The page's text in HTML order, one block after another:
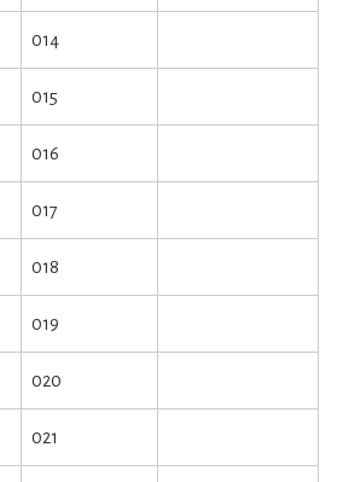
014
015
016
017
018
019
020
021